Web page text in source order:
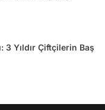
Yıldır Çiftçilerin Baş